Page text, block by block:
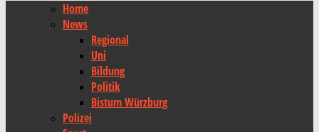
Home
News
Regional
Uni
Bildung
Politik
Bistum Würzburg
Polizei